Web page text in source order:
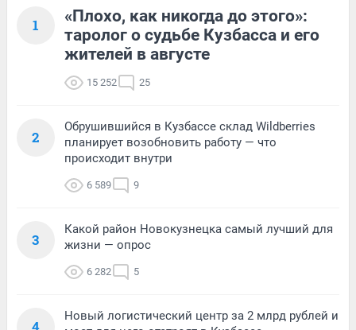
1
«Плохо, как никогда до этого»:
таролог о судьбе Кузбасса и его
жителей в августе
15 252 25
2
Обрушившийся в Кузбассе склад Wildberries
планирует возобновить работу — что
происходит внутри
6 589 9
3
Какой район Новокузнецка самый лучший для
жизни — опрос
6 282 5
4
Новый логистический центр за 2 млрд рублей и